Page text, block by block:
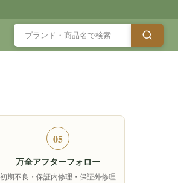
05
万全アフターフォロー
初期不良・保証内修理・保証外修理